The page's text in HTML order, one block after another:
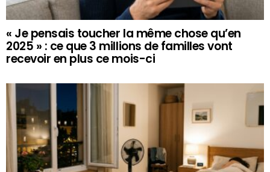
« Je pensais toucher la même chose qu’en
2025 » : ce que 3 millions de familles vont
recevoir en plus ce mois-ci